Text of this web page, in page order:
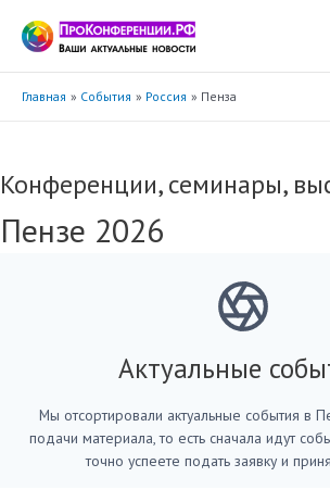
содержимому
Главная События Россия Пенза
Конференции, семинары,
Пензе 2026
Актуальные
Мы отсортировали актуальные события в
подачи материала, то есть сначала идут
точно успеете подать заявку и